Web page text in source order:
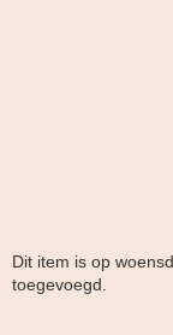
Dit item is op
toegevoegd.